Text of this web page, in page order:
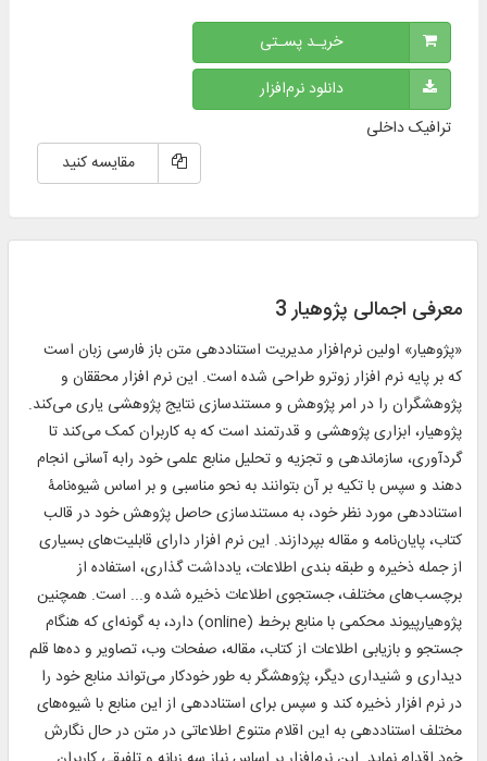
خریـد پسـتی
دانلود نرم‌افزار
ترافیک داخلی
مقایسه کنید
معرفی اجمالی پژوهیار 3
«پژوهیار» اولین نرم‌افزار مدیریت استناددهی متن باز فارسی زبان است
که بر پایه نرم افزار زوترو طراحی شده است. این نرم افزار محققان و
پژوهشگران را در امر پژوهش و مستند‌سازی نتایج پژوهشی یاری می‌کند.
پژوهیار، ابزاری پژوهشی و قدرتمند است که به کاربران کمک می‌کند تا
گردآوری، سازماندهی و تجزیه و تحلیل منابع علمی خود رابه آسانی انجام
دهند و سپس با تکیه بر آن بتوانند به نحو مناسبی و بر اساس شیوه‌نامۀ
استناددهی مورد نظر خود، به مستندسازی حاصل پژوهش خود در قالب
کتاب، پایان‌نامه و مقاله بپردازند. این نرم افزار دارای قابلیت‌های بسیاری
از جمله ذخیره و طبقه بندی اطلاعات، یادداشت گذاری، استفاده از
برچسب‌های مختلف، جستجوی اطلاعات ذخیره شده و... است. همچنین
پژوهیارپیوند محکمی با منابع برخط (online) دارد، به گونه‌ای که هنگام
جستجو و بازیابی اطلاعات از کتاب، مقاله، صفحات وب، تصاویر و ده‌ها قلم
دیداری و شنیداری دیگر، پژوهشگر به طور خودکار می‌تواند منابع خود را
در نرم افزار ذخیره کند و سپس برای استناددهی از این منابع با شیوه‌های
مختلف استناددهی به این اقلام متنوع اطلاعاتی در متن در حال نگارش